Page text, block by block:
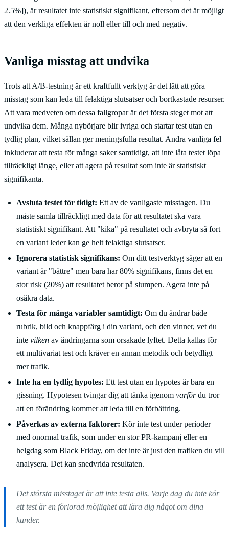
2.5%]), är resultatet inte statistiskt signifikant, eftersom det är möjligt
att den verkliga effekten är noll eller till och med negativ.
Vanliga misstag att undvika
Trots att A/B-testning är ett kraftfullt verktyg är det lätt att göra
misstag som kan leda till felaktiga slutsatser och bortkastade resurser.
Att vara medveten om dessa fallgropar är det första steget mot att
undvika dem. Många nybörjare blir ivriga och startar test utan en
tydlig plan, vilket sällan ger meningsfulla resultat. Andra vanliga fel
inkluderar att testa för många saker samtidigt, att inte låta testet löpa
tillräckligt länge, eller att agera på resultat som inte är statistiskt
signifikanta.
Avsluta testet för tidigt: Ett av de vanligaste misstagen. Du
måste samla tillräckligt med data för att resultatet ska vara
statistiskt signifikant. Att "kika" på resultatet och avbryta så fort
en variant leder kan ge helt felaktiga slutsatser.
Ignorera statistisk signifikans: Om ditt testverktyg säger att en
variant är "bättre" men bara har 80% signifikans, finns det en
stor risk (20%) att resultatet beror på slumpen. Agera inte på
osäkra data.
Testa för många variabler samtidigt: Om du ändrar både
rubrik, bild och knappfärg i din variant, och den vinner, vet du
inte vilken av ändringarna som orsakade lyftet. Detta kallas för
ett multivariat test och kräver en annan metodik och betydligt
mer trafik.
Inte ha en tydlig hypotes: Ett test utan en hypotes är bara en
gissning. Hypotesen tvingar dig att tänka igenom varfördu tror
att en förändring kommer att leda till en förbättring.
Påverkas av externa faktorer: Kör inte test under perioder
med onormal trafik, som under en stor PR-kampanj eller en
helgdag som Black Friday, om det inte är just den trafiken du vill
analysera. Det kan snedvrida resultaten.
Det största misstaget är att inte testa alls. Varje dag du inte kör
ett test är en förlorad möjlighet att lära dig något om dina
kunder.